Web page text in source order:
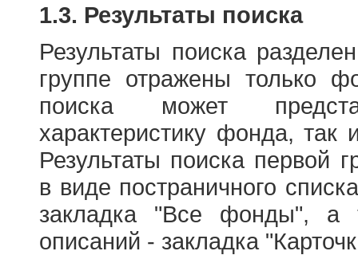
1.3. Результаты поиска
Результаты поиска
группе отражены только
поиска может
характеристику фонда,
Результаты поиска первой
в виде постраничного
закладка "Все фонды", а
описаний - закладка